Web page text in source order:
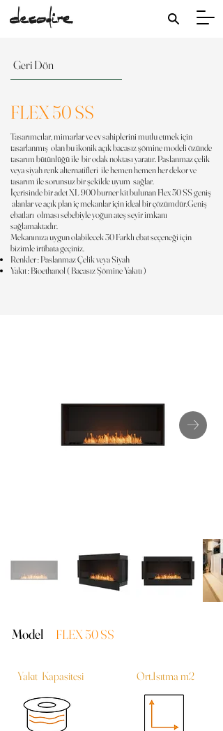
Geri Dön
FLEX 50 SS
Tasarımcılar, mimarlar ve ev sahiplerini mutlu etmek için
tasarlanmış olan bu ikonik açık bacasız şömine modeli özünde
tasarım bütünlüğü ile bir odak noktası yaratır. Paslanmaz çelik
veya siyah renk alternatifleri ile hemen hemen her dekor ve
tasarım ile sorunsuz bir şekilde uyum sağlar.
İçerisinde bir adet XL 900 burner kit bulunan Flex 50 SS geniş
alanlar ve açık plan iç mekanlar için ideal bir çözümdür.Geniş
ebatları olması sebebiyle yoğun ateş seyir imkanı
sağlamaktadır.
Mekanınıza uygun olabilecek 30 Farklı ebat seçeneği için
bizimle irtibata geçiniz.
Renkler : Paslanmaz Çelik veya Siyah
Yakıt : Bioethanol ( Bacasız Şömine Yakıtı )
Model FLEX 50 SS
Yakıt Kapasitesi Ort.Isıtma m2